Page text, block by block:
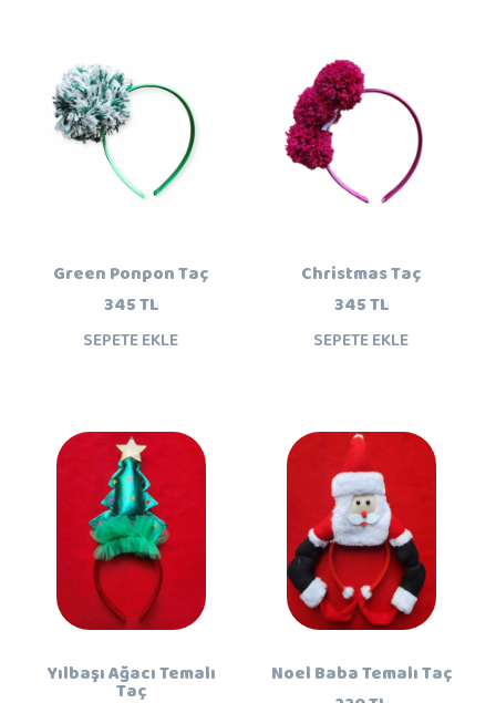
Green Ponpon Taç
345 TL
SEPETE EKLE
Christmas Taç
345 TL
SEPETE EKLE
Yılbaşı Ağacı Temalı
Taç
Noel Baba Temalı Taç